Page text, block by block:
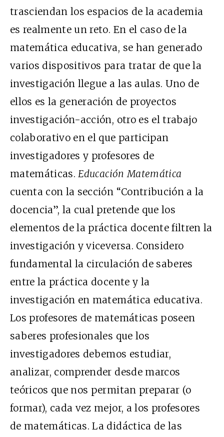
trasciendan los espacios de la academia
es realmente un reto. En el caso de la
matemática educativa, se han generado
varios dispositivos para tratar de que la
investigación llegue a las aulas. Uno de
ellos es la generación de proyectos
investigación-acción, otro es el trabajo
colaborativo en el que participan
investigadores y profesores de
matemáticas.Educación Matemática
cuenta con la sección “Contribución a la
docencia”, la cual pretende que los
elementos de la práctica docente filtren la
investigación y viceversa. Considero
fundamental la circulación de saberes
entre la práctica docente y la
investigación en matemática educativa.
Los profesores de matemáticas poseen
saberes profesionales que los
investigadores debemos estudiar,
analizar, comprender desde marcos
teóricos que nos permitan preparar (o
formar), cada vez mejor, a los profesores
de matemáticas. La didáctica de las